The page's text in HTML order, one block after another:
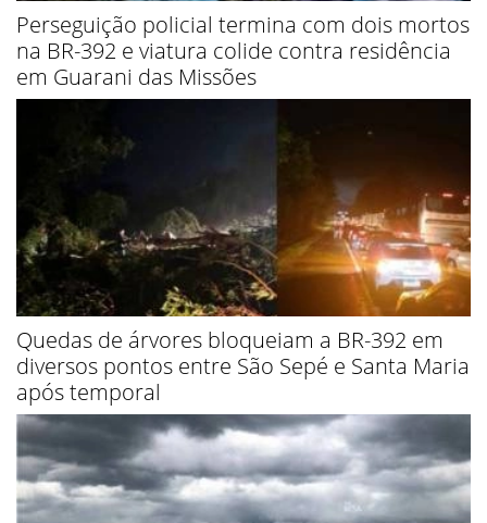
Perseguição policial termina com dois mortos
na BR-392 e viatura colide contra residência
em Guarani das Missões
Quedas de árvores bloqueiam a BR-392 em
diversos pontos entre São Sepé e Santa Maria
após temporal